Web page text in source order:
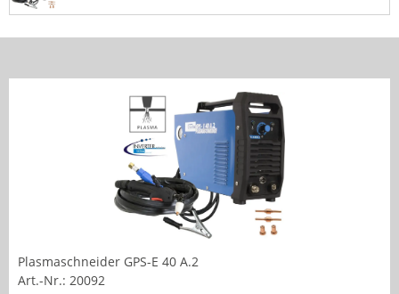
Plasmaschneider GPS-E 40 A.2
Art.-Nr.: 20092